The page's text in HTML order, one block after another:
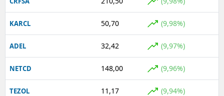
KARCL 50,70 (9,98%)
ADEL 32,42 (9,97%)
NETCD 148,00 (9,96%)
TEZOL 11,17 (9,94%)